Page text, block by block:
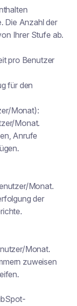
Die Anzahl der
Ihrer Stufe ab.
pro Benutzer
für den
Monat):
Monat.
Anrufe
Monat.
der
Monat.
zuweisen